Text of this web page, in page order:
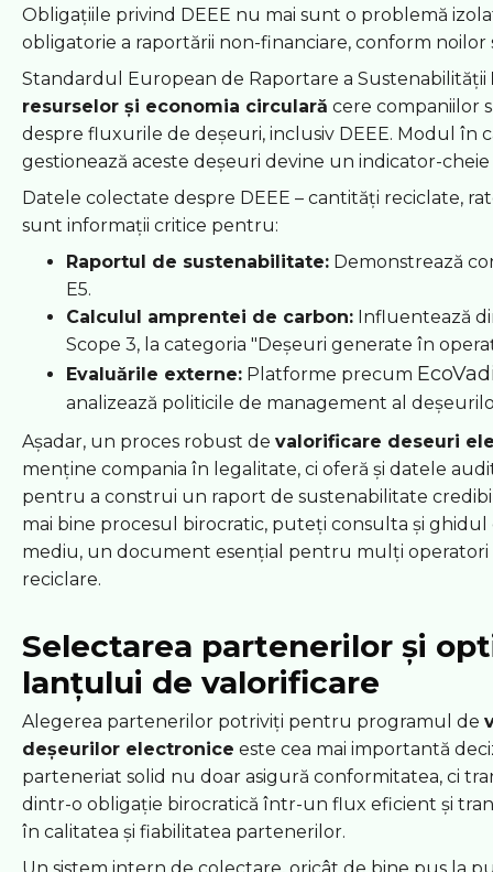
Obligațiile privind DEEE nu mai sunt o problemă
obligatorie a raportării non-financiare, conform
Standardul European de Raportare a Sustenabilității
resurselor și economia circulară cere companiilor
despre fluxurile de deșeuri, inclusiv DEEE. Modul în
gestionează aceste deșeuri devine un indicator-
Datele colectate despre DEEE – cantități reciclate,
sunt informații critice pentru:
Raportul de sustenabilitate: Demonstrează
E5.
Calculul amprentei de carbon: Influentează
Scope 3, la categoria "Deșeuri generate în
Evaluările externe: Platforme precum
analizează politicile de management al
Așadar, un proces robust de valorificare deseuri
menține compania în legalitate, ci oferă și datele
pentru a construi un raport de sustenabilitate
mai bine procesul birocratic, puteți consulta și
mediu, un document esențial pentru mulți
reciclare.
Selectarea partenerilor și
lanțului de valorificare
Alegerea partenerilor potriviți pentru programul de
deșeurilor electronice este cea mai importantă
parteneriat solid nu doar asigură conformitatea, ci
dintr-o obligație birocratică într-un flux eficient și
în calitatea și fiabilitatea partenerilor.